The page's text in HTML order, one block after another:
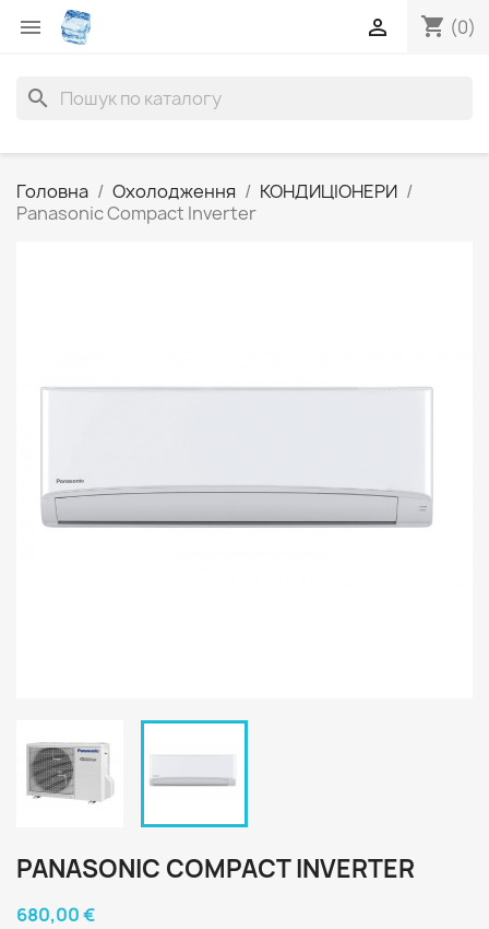
 shopping_cart (0)

search
Головна Охолодження
КОНДИЦІОНЕРИ
Panasonic Compact Inverter
PANASONIC COMPACT INVERTER
680,00 €